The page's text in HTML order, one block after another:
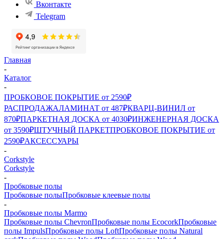
Вконтакте
Telegram
Главная
-
Каталог
-
ПРОБКОВОЕ ПОКРЫТИЕ от 2590₽
РАСПРОДАЖАЛАМИНАТ от 487₽КВАРЦ-ВИНИЛ от
870₽ПАРКЕТНАЯ ДОСКА от 4030₽ИНЖЕНЕРНАЯ ДОСКА
от 3590₽ШТУЧНЫЙ ПАРКЕТПРОБКОВОЕ ПОКРЫТИЕ от
2590₽АКСЕССУАРЫ
-
Corkstyle
Corkstyle
-
Пробковые полы
Пробковые полыПробковые клеевые полы
-
Пробковые полы Marmo
Пробковые полы ChevronПробковые полы EcocorkПробковые
полы ImpulsПробковые полы LoftПробковые полы Natural